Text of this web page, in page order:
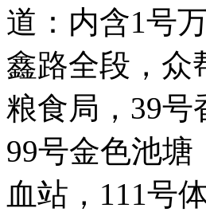
道：内含1号
鑫路全段，众
粮食局，39号
99号金色池塘
血站，111号